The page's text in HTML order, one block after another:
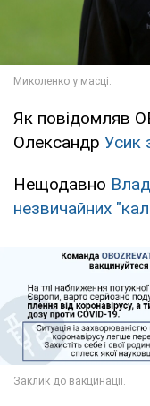
Як повідомляв
Олександр Усик
Нещодавно
незвичайних